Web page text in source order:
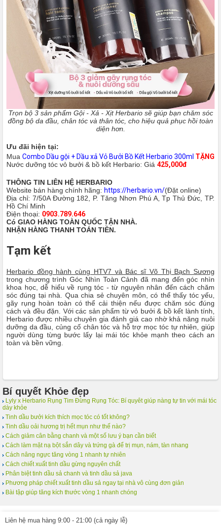
Trọn bộ 3 sản phẩm Gội - Xả - Xịt Herbario sẽ giúp bạn chăm sóc
đồng bộ da đầu, chân tóc và thân tóc, cho hiệu quả phục hồi toàn
diện hơn.
Ưu đãi hiện tại:
Mua Combo Dầu gội + Dầu xả Vỏ Bưởi Bồ Kết Herbario 300ml TẶNG
Nước dưỡng tóc vỏ bưởi & bồ kết Herbario: Giá 425,000đ
THÔNG TIN LIÊN HỆ HERBARIO
Website bán hàng chính hãng: https://herbario.vn/(Đặt online)
Địa chỉ: 7/50A Đường 182, P. Tăng Nhơn Phú A, Tp Thủ Đức, TP.
Hồ Chí Minh
Điện thoại: 0903.789.646
Có GIAO HÀNG TOÀN QUỐC TẬN NHÀ.
NHẬN HÀNG THANH TOÁN TIỀN.
Tạm kết
Herbario đồng hành cùng HTV7 và Bác sĩ Võ Thị Bạch Sương
trong chương trình Góc Nhìn Toàn Cảnh đã mang đến góc nhìn
khoa học, dễ hiểu về rụng tóc - từ nguyên nhân đến cách chăm
sóc đúng tại nhà. Qua chia sẻ chuyên môn, có thể thấy tóc yếu,
gãy rụng hoàn toàn có thể cải thiện nếu được chăm sóc đúng
cách và đều đặn. Với các sản phẩm từ vỏ bưởi & bồ kết lành tính,
Herbario được nhiều chuyên gia đánh giá cao nhờ khả năng nuôi
dưỡng da đầu, củng cố chân tóc và hỗ trợ mọc tóc tự nhiên, giúp
người dùng từng bước lấy lại mái tóc khỏe mạnh theo cách an
toàn và bền vững.
Bí quyết Khỏe đẹp
Lyly x Herbario Rụng Tim Đừng Rụng Tóc: Bí quyêt giúp nàng tự tin với mái tóc
dày khỏe
Tinh dầu bưởi kích thích mọc tóc có tốt không?
Tinh dầu oải hương trị hết mụn như thế nào?
Cách giảm cân bằng chanh và một số lưu ý bạn cần biết
Cách làm mặt nạ bột sắn dây và trứng gà để trị mụn, nám, tàn nhang
Cách nâng ngực tăng vòng 1 nhanh tự nhiên
Cách chiết xuất tinh dầu gừng nguyên chất
Phân biệt tinh dầu sả chanh và tinh dầu sả java
Phương pháp chiết xuất tinh dầu sả ngay tại nhà vô cùng đơn giản
Bài tập giúp tăng kích thước vòng 1 nhanh chóng
Liên hệ mua hàng 9:00 - 21:00 (cả ngày lễ)